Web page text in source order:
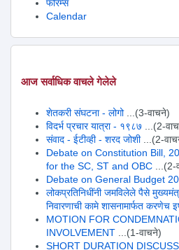
फोरम्स
Calendar
आज सर्वाधिक वाचले गेलेले
शेतकरी संघटना - लोगो
...(3-वाचने)
विदर्भ प्रचार यात्रा - १९८७
...(2-
संवाद - ईटीव्ही - शरद जोशी
...(2-
Debate on Constitution Bill,
for the SC, ST and OBC
Debate on General Budget
लोकप्रतिनिधींनी जमविलेले पैसे
निवारणाची कामे शासनामार्फत करणेच
MOTION FOR
INVOLVEMENT
...(1-वाचने)
SHORT DURATION